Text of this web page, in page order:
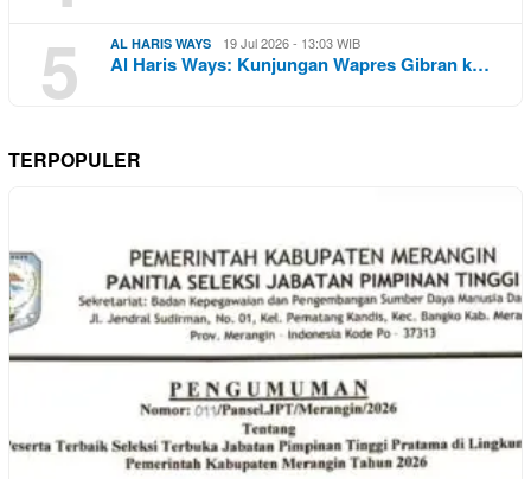
5 AL HARIS WAYS 19 Jul 2026 - 13:03 WIB
Al Haris Ways: Kunjungan Wapres Gibran k…
TERPOPULER